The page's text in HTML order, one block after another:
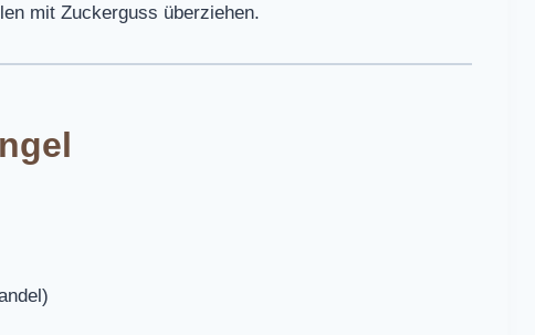
mit Zuckerguss überziehen.